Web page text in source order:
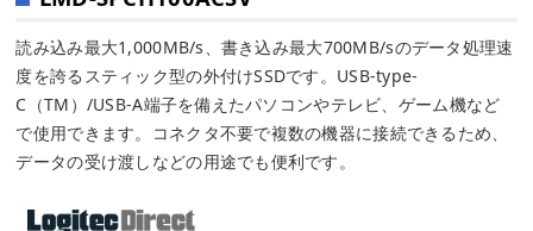
読み込み最大1,000MB/s、書き込み最大700MB/sのデータ処理速
度を誇るスティック型の外付けSSDです。USB-type-
C（TM）/USB-A端子を備えたパソコンやテレビ、ゲーム機など
で使用できます。コネクタ不要で複数の機器に接続できるため、
データの受け渡しなどの用途でも便利です。